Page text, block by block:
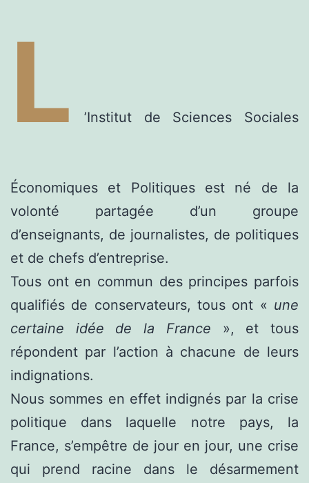
L ’Institut de Sciences Sociales
Économiques et Politiques est né de la
volonté partagée d’un groupe
d’enseignants, de journalistes, de politiques
et de chefs d’entreprise.
Tous ont en commun des principes parfois
qualifiés de conservateurs, tous ont « une
certaine idée de la France », et tous
répondent par l’action à chacune de leurs
indignations.
Nous sommes en effet indignés par la crise
politique dans laquelle notre pays, la
France, s’empêtre de jour en jour, une crise
qui prend racine dans le désarmement